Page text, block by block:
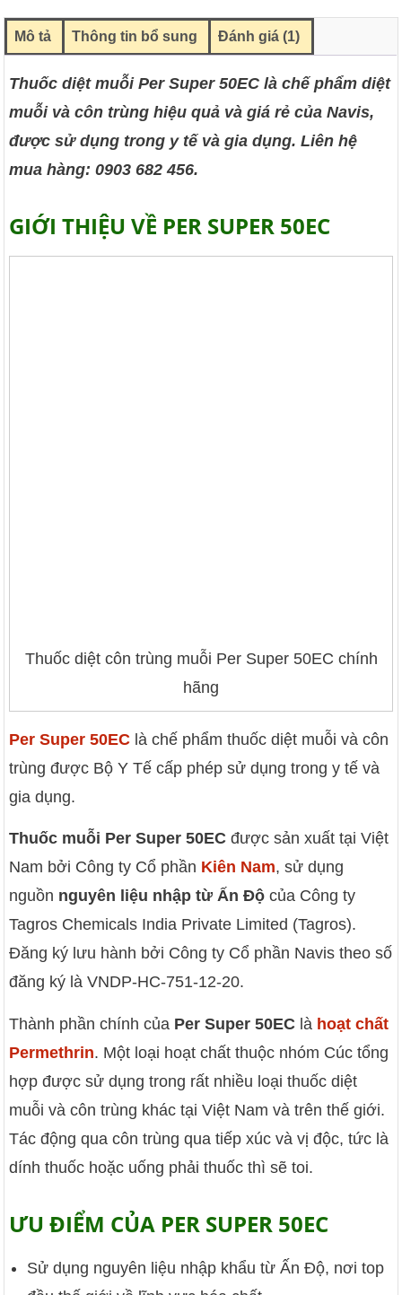
Mô tả Thông tin bổ sung Đánh giá (1)
Thuốc diệt muỗi Per Super 50EC là chế phẩm diệt
muỗi và côn trùng hiệu quả và giá rẻ của Navis,
được sử dụng trong y tế và gia dụng. Liên hệ
mua hàng: 0903 682 456.
GIỚI THIỆU VỀ PER SUPER 50EC
Thuốc diệt côn trùng muỗi Per Super 50EC chính
hãng
Per Super 50EC là chế phẩm thuốc diệt muỗi và côn
trùng được Bộ Y Tế cấp phép sử dụng trong y tế và
gia dụng.
Thuốc muỗi Per Super 50EC được sản xuất tại Việt
Nam bởi Công ty Cổ phần Kiên Nam, sử dụng
nguồn nguyên liệu nhập từ Ấn Độ của Công ty
Tagros Chemicals India Private Limited (Tagros).
Đăng ký lưu hành bởi Công ty Cổ phần Navis theo số
đăng ký là VNDP-HC-751-12-20.
Thành phần chính của Per Super 50EC là hoạt chất
Permethrin. Một loại hoạt chất thuộc nhóm Cúc tổng
hợp được sử dụng trong rất nhiều loại thuốc diệt
muỗi và côn trùng khác tại Việt Nam và trên thế giới.
Tác động qua côn trùng qua tiếp xúc và vị độc, tức là
dính thuốc hoặc uống phải thuốc thì sẽ toi.
ƯU ĐIỂM CỦA PER SUPER 50EC
Sử dụng nguyên liệu nhập khẩu từ Ấn Độ, nơi top